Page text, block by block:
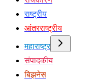
राष्ट्रीय
आंतरराष्ट्रीय
महाराष्ट्र
संपादकीय
बिझनेस